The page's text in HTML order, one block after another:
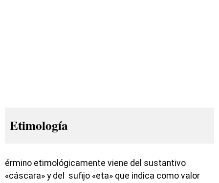
Etimología
érmino etimológicamente viene del sustantivo
«cáscara» y del sufijo «eta» que indica como valor